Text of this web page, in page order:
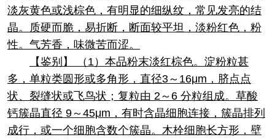
淡灰黄色或浅棕色，有明显的细纵纹，常见发亮的结
晶。质硬而脆，易折断，断面较平坦，淡粉红色，粉
性。气芳香，味微苦而涩。
【鉴别】 （1）本品粉末淡红棕色。淀粉粒甚
多，单粒类圆形或多角形，直径3～16μm，脐点点
状、裂缝状或飞鸟状；复粒由 2～6 分粒组成。草酸
钙簇晶直径 9～45μm，有时含晶细胞连接，簇晶排列
成行，或一个细胞含数个簇晶。木栓细胞长方形，壁